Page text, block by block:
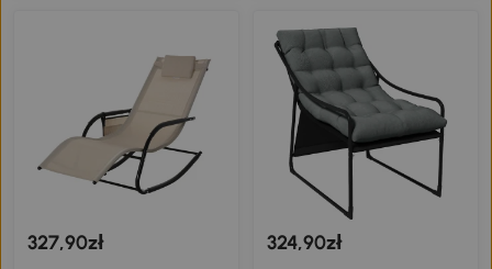
wszechstronne przechowywanie,
ciemnoszary
327,90zł 324,90zł